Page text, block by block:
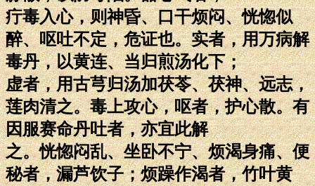
疔毒入心，则神昏、口干烦闷、恍惚似
醉、呕吐不定，危证也。实者，用万病解
毒丹，以黄连、当归煎汤化下；
虚者，用古芎归汤加茯苓、茯神、远志，
莲肉清之。毒上攻心，呕者，护心散。有
因服赛命丹吐者，亦宜此解
之。恍惚闷乱、坐卧不宁、烦渴身痛、便
秘者，漏芦饮子；烦躁作渴者，竹叶黄